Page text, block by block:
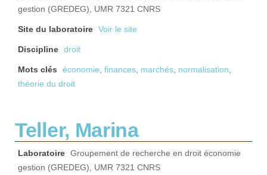
gestion (GREDEG), UMR 7321 CNRS
Site du laboratoire Voir le site
Discipline droit
Mots clés économie, finances, marchés, normalisation,
théorie du droit
Teller, Marina
Laboratoire Groupement de recherche en droit économie
gestion (GREDEG), UMR 7321 CNRS